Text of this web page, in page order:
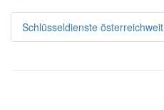
Schlüsseldienste österreichweit